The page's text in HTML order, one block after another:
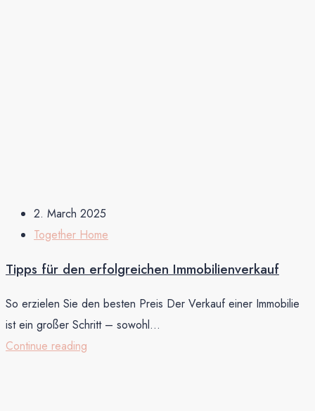
2. March 2025
Together Home
Tipps für den erfolgreichen Immobilienverkauf
So erzielen Sie den besten Preis Der Verkauf einer Immobilie
ist ein großer Schritt – sowohl...
Continue reading